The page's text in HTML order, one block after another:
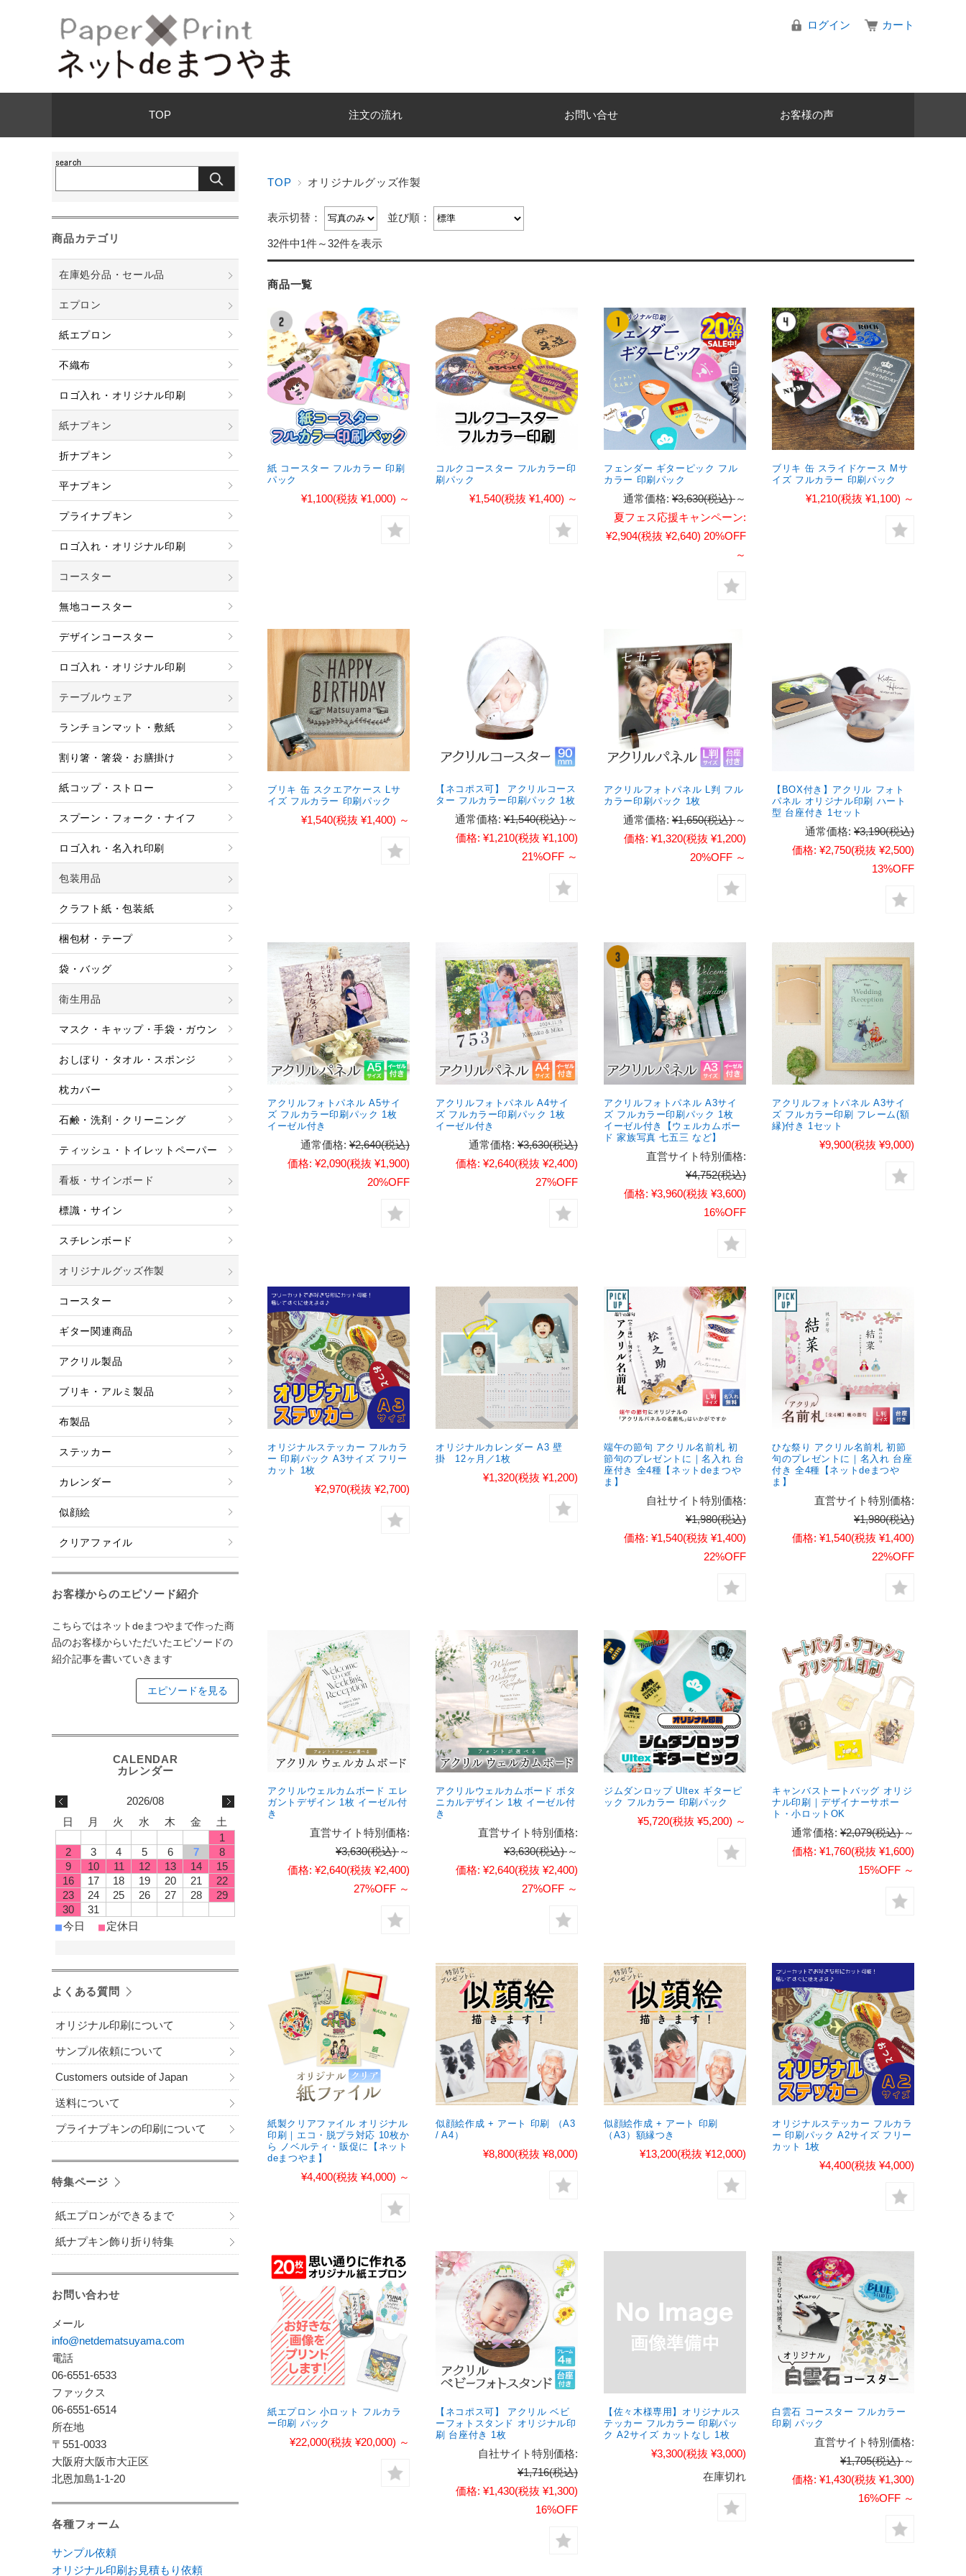
ログイン カート
TOP 注文の流れ お問い合せ お客様の声
TOP オリジナルグッズ作製
表示切替： 並び順：
32件中1件～32件を表示
商品一覧
紙 コースター フルカラー 印刷
パック
¥1,100(税抜 ¥1,000) ～
コルクコースター フルカラー印
刷パック
¥1,540(税抜 ¥1,400) ～
フェンダー ギターピック フル
カラー 印刷パック
通常価格: ¥3,630(税込) ～
夏フェス応援キャンペーン:
¥2,904(税抜 ¥2,640) 20%OFF
～
ブリキ 缶 スライドケース Mサ
イズ フルカラー 印刷パック
¥1,210(税抜 ¥1,100) ～
ブリキ 缶 スクエアケース Lサ
イズ フルカラー 印刷パック
¥1,540(税抜 ¥1,400) ～
【ネコポス可】 アクリルコース
ター フルカラー印刷パック 1枚
通常価格: ¥1,540(税込) ～
価格: ¥1,210(税抜 ¥1,100)
21%OFF ～
アクリルフォトパネル L判 フル
カラー印刷パック 1枚
通常価格: ¥1,650(税込) ～
価格: ¥1,320(税抜 ¥1,200)
20%OFF ～
【BOX付き】アクリル フォト
パネル オリジナル印刷 ハート
型 台座付き 1セット
通常価格: ¥3,190(税込)
価格: ¥2,750(税抜 ¥2,500)
13%OFF
アクリルフォトパネル A5サイ
ズ フルカラー印刷パック 1枚
イーゼル付き
通常価格: ¥2,640(税込)
価格: ¥2,090(税抜 ¥1,900)
20%OFF
アクリルフォトパネル A4サイ
ズ フルカラー印刷パック 1枚
イーゼル付き
通常価格: ¥3,630(税込)
価格: ¥2,640(税抜 ¥2,400)
27%OFF
アクリルフォトパネル A3サイ
ズ フルカラー印刷パック 1枚
イーゼル付き【ウェルカムボー
ド 家族写真 七五三 など】
直営サイト特別価格:
¥4,752(税込)
価格: ¥3,960(税抜 ¥3,600)
16%OFF
アクリルフォトパネル A3サイ
ズ フルカラー印刷 フレーム(額
縁)付き 1セット
¥9,900(税抜 ¥9,000)
オリジナルステッカー フルカラ
ー 印刷パック A3サイズ フリー
カット 1枚
¥2,970(税抜 ¥2,700)
オリジナルカレンダー A3 壁
掛 12ヶ月／1枚
¥1,320(税抜 ¥1,200)
端午の節句 アクリル名前札 初
節句のプレゼントに｜名入れ 台
座付き 全4種【ネットdeまつや
ま】
自社サイト特別価格:
¥1,980(税込)
価格: ¥1,540(税抜 ¥1,400)
22%OFF
ひな祭り アクリル名前札 初節
句のプレゼントに｜名入れ 台座
付き 全4種【ネットdeまつや
ま】
直営サイト特別価格:
¥1,980(税込)
価格: ¥1,540(税抜 ¥1,400)
22%OFF
アクリルウェルカムボード エレ
ガントデザイン 1枚 イーゼル付
き
直営サイト特別価格:
¥3,630(税込) ～
価格: ¥2,640(税抜 ¥2,400)
27%OFF ～
アクリルウェルカムボード ボタ
ニカルデザイン 1枚 イーゼル付
き
直営サイト特別価格:
¥3,630(税込) ～
価格: ¥2,640(税抜 ¥2,400)
27%OFF ～
ジムダンロップ Ultex ギターピ
ック フルカラー 印刷パック
¥5,720(税抜 ¥5,200) ～
キャンバストートバッグ オリジ
ナル印刷｜デザイナーサポー
ト・小ロットOK
通常価格: ¥2,079(税込) ～
価格: ¥1,760(税抜 ¥1,600)
15%OFF ～
紙製クリアファイル オリジナル
印刷｜エコ・脱プラ対応 10枚か
ら ノベルティ・販促に【ネット
deまつやま】
¥4,400(税抜 ¥4,000) ～
似顔絵作成 + アート 印刷 （A3
/ A4）
¥8,800(税抜 ¥8,000)
似顔絵作成 + アート 印刷
（A3）額縁つき
¥13,200(税抜 ¥12,000)
オリジナルステッカー フルカラ
ー 印刷パック A2サイズ フリー
カット 1枚
¥4,400(税抜 ¥4,000)
紙エプロン 小ロット フルカラ
ー印刷 パック
¥22,000(税抜 ¥20,000) ～
【ネコポス可】 アクリル ベビ
ーフォトスタンド オリジナル印
刷 台座付き 1枚
自社サイト特別価格:
¥1,716(税込)
価格: ¥1,430(税抜 ¥1,300)
16%OFF
【佐々木様専用】オリジナルス
テッカー フルカラー 印刷パッ
ク A2サイズ カットなし 1枚
¥3,300(税抜 ¥3,000)
在庫切れ
白雲石 コースター フルカラー
印刷 パック
直営サイト特別価格:
¥1,705(税込) ～
価格: ¥1,430(税抜 ¥1,300)
16%OFF ～
商品カテゴリ
在庫処分品・セール品
エプロン
紙エプロン
不織布
ロゴ入れ・オリジナル印刷
紙ナプキン
折ナプキン
平ナプキン
プライナプキン
ロゴ入れ・オリジナル印刷
コースター
無地コースター
デザインコースター
ロゴ入れ・オリジナル印刷
テーブルウェア
ランチョンマット・敷紙
割り箸・箸袋・お膳掛け
紙コップ・ストロー
スプーン・フォーク・ナイフ
ロゴ入れ・名入れ印刷
包装用品
クラフト紙・包装紙
梱包材・テープ
袋・バッグ
衛生用品
マスク・キャップ・手袋・ガウン
おしぼり・タオル・スポンジ
枕カバー
石鹸・洗剤・クリーニング
ティッシュ・トイレットペーパー
看板・サインボード
標識・サイン
スチレンボード
オリジナルグッズ作製
コースター
ギター関連商品
アクリル製品
ブリキ・アルミ製品
布製品
ステッカー
カレンダー
似顔絵
クリアファイル
お客様からのエピソード紹介
こちらではネットdeまつやまで作った商
品のお客様からいただいたエピソードの
紹介記事を書いていきます
エピソードを見る
2026/08
日
月 火 水 木 金
土
1
2
3 4 5 6 7
8
9
10 11 12 13 14
15
16
17 18 19 20 21
22
23
24 25 26 27 28
29
30
31
■今日 ■定休日
よくある質問
オリジナル印刷について
サンプル依頼について
Customers outside of Japan
送料について
プライナプキンの印刷について
特集ページ
紙エプロンができるまで
紙ナプキン飾り折り特集
お問い合わせ
メール
info@netdematsuyama.com
電話
06-6551-6533
ファックス
06-6551-6514
所在地
〒551-0033
大阪府大阪市大正区
北恩加島1-1-20
各種フォーム
サンプル依頼
オリジナル印刷お見積もり依頼